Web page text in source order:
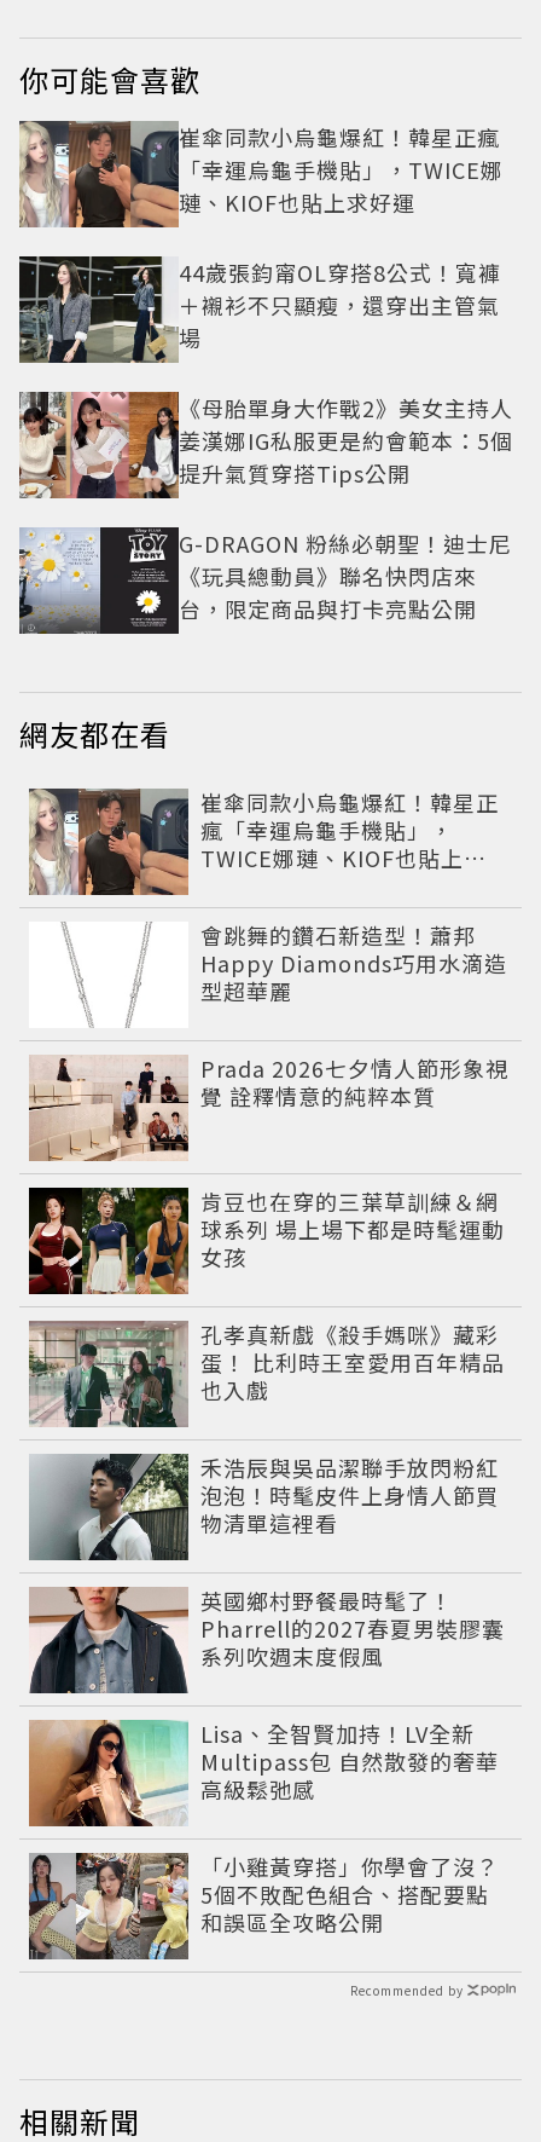
你可能會喜歡
崔傘同款小烏龜爆紅！韓星正瘋
「幸運烏龜手機貼」，TWICE娜
璉、KIOF也貼上求好運
44歲張鈞甯OL穿搭8公式！寬褲
＋襯衫不只顯瘦，還穿出主管氣
場
《母胎單身大作戰2》美女主持人
姜漢娜IG私服更是約會範本：5個
提升氣質穿搭Tips公開
G-DRAGON 粉絲必朝聖！迪士尼
《玩具總動員》聯名快閃店來
台，限定商品與打卡亮點公開
網友都在看
崔傘同款小烏龜爆紅！韓星正
瘋「幸運烏龜手機貼」，
TWICE娜璉、KIOF也貼上求
會跳舞的鑽石新造型！蕭邦
Happy Diamonds巧用水滴造
型超華麗
Prada 2026七夕情人節形象視
覺 詮釋情意的純粹本質
肯豆也在穿的三葉草訓練＆網
球系列 場上場下都是時髦運動
女孩
孔孝真新戲《殺手媽咪》藏彩
蛋！ 比利時王室愛用百年精品
也入戲
禾浩辰與吳品潔聯手放閃粉紅
泡泡！時髦皮件上身情人節買
物清單這裡看
英國鄉村野餐最時髦了！
Pharrell的2027春夏男裝膠囊
系列吹週末度假風
Lisa、全智賢加持！LV全新
Multipass包 自然散發的奢華
高級鬆弛感
「小雞黃穿搭」你學會了沒？
5個不敗配色組合、搭配要點
和誤區全攻略公開
Recommended by
相關新聞